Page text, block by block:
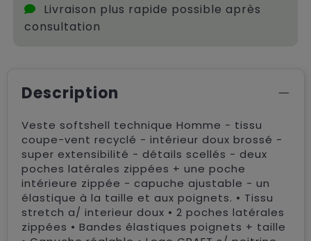
Livraison plus rapide possible après
consultation
Description
Veste softshell technique Homme - tissu
coupe-vent recyclé - intérieur doux brossé -
super extensibilité - détails scellés - deux
poches latérales zippées + une poche
intérieure zippée - capuche ajustable - un
élastique à la taille et aux poignets. • Tissu
stretch a/ interieur doux • 2 poches latérales
zippées • Bandes élastiques poignets + taille